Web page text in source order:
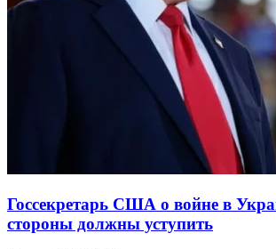
Госсекретарь США о войне в
стороны должны уступить